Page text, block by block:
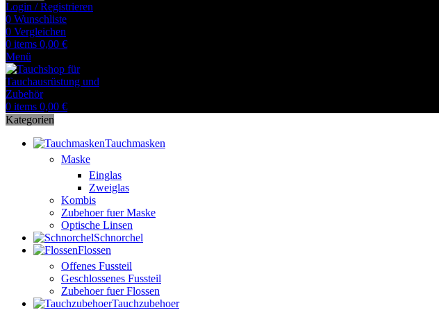
Login / Registrieren
0 Wunschliste
0 Vergleichen
0 items 0,00 €
Menü
0 items 0,00 €
Kategorien
Tauchmasken
Maske
Einglas
Zweiglas
Kombis
Zubehoer fuer Maske
Optische Linsen
Schnorchel
Flossen
Offenes Fussteil
Geschlossenes Fussteil
Zubehoer fuer Flossen
Tauchzubehoer